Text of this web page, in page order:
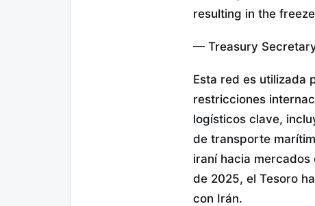
resulting in the
— Treasury
Esta red es utilizada
restricciones
logísticos clave,
de transporte
iraní hacia mercados
de 2025, el Tesoro
con Irán.